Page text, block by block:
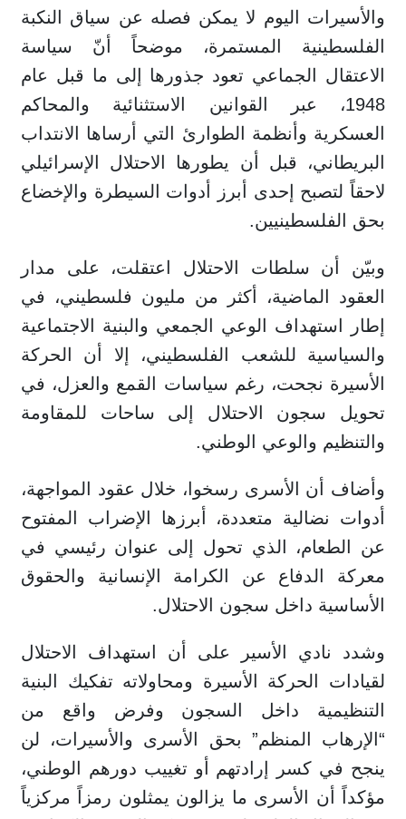
والأسيرات اليوم لا يمكن فصله عن سياق النكبة
الفلسطينية المستمرة، موضحاً أنّ سياسة
الاعتقال الجماعي تعود جذورها إلى ما قبل عام
1948، عبر القوانين الاستثنائية والمحاكم
العسكرية وأنظمة الطوارئ التي أرساها الانتداب
البريطاني، قبل أن يطورها الاحتلال الإسرائيلي
لاحقاً لتصبح إحدى أبرز أدوات السيطرة والإخضاع
بحق الفلسطينيين.
وبيّن أن سلطات الاحتلال اعتقلت، على مدار
العقود الماضية، أكثر من مليون فلسطيني، في
إطار استهداف الوعي الجمعي والبنية الاجتماعية
والسياسية للشعب الفلسطيني، إلا أن الحركة
الأسيرة نجحت، رغم سياسات القمع والعزل، في
تحويل سجون الاحتلال إلى ساحات للمقاومة
والتنظيم والوعي الوطني.
وأضاف أن الأسرى رسخوا، خلال عقود المواجهة،
أدوات نضالية متعددة، أبرزها الإضراب المفتوح
عن الطعام، الذي تحول إلى عنوان رئيسي في
معركة الدفاع عن الكرامة الإنسانية والحقوق
الأساسية داخل سجون الاحتلال.
وشدد نادي الأسير على أن استهداف الاحتلال
لقيادات الحركة الأسيرة ومحاولاته تفكيك البنية
التنظيمية داخل السجون وفرض واقع من
“الإرهاب المنظم” بحق الأسرى والأسيرات، لن
ينجح في كسر إرادتهم أو تغييب دورهم الوطني،
مؤكداً أن الأسرى ما يزالون يمثلون رمزاً مركزياً